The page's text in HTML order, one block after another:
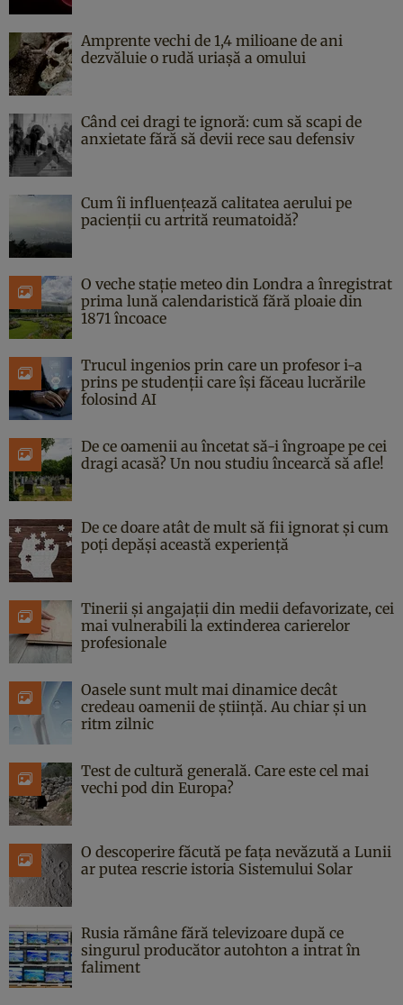
Amprente vechi de 1,4 milioane de ani
dezvăluie o rudă uriașă a omului
Când cei dragi te ignoră: cum să scapi de
anxietate fără să devii rece sau defensiv
Cum îi influențează calitatea aerului pe
pacienții cu artrită reumatoidă?
O veche stație meteo din Londra a înregistrat
prima lună calendaristică fără ploaie din
1871 încoace
Trucul ingenios prin care un profesor i-a
prins pe studenții care își făceau lucrările
folosind AI
De ce oamenii au încetat să-i îngroape pe cei
dragi acasă? Un nou studiu încearcă să afle!
De ce doare atât de mult să fii ignorat și cum
poți depăși această experiență
Tinerii și angajații din medii defavorizate, cei
mai vulnerabili la extinderea carierelor
profesionale
Oasele sunt mult mai dinamice decât
credeau oamenii de știință. Au chiar și un
ritm zilnic
Test de cultură generală. Care este cel mai
vechi pod din Europa?
O descoperire făcută pe fața nevăzută a Lunii
ar putea rescrie istoria Sistemului Solar
Rusia rămâne fără televizoare după ce
singurul producător autohton a intrat în
faliment